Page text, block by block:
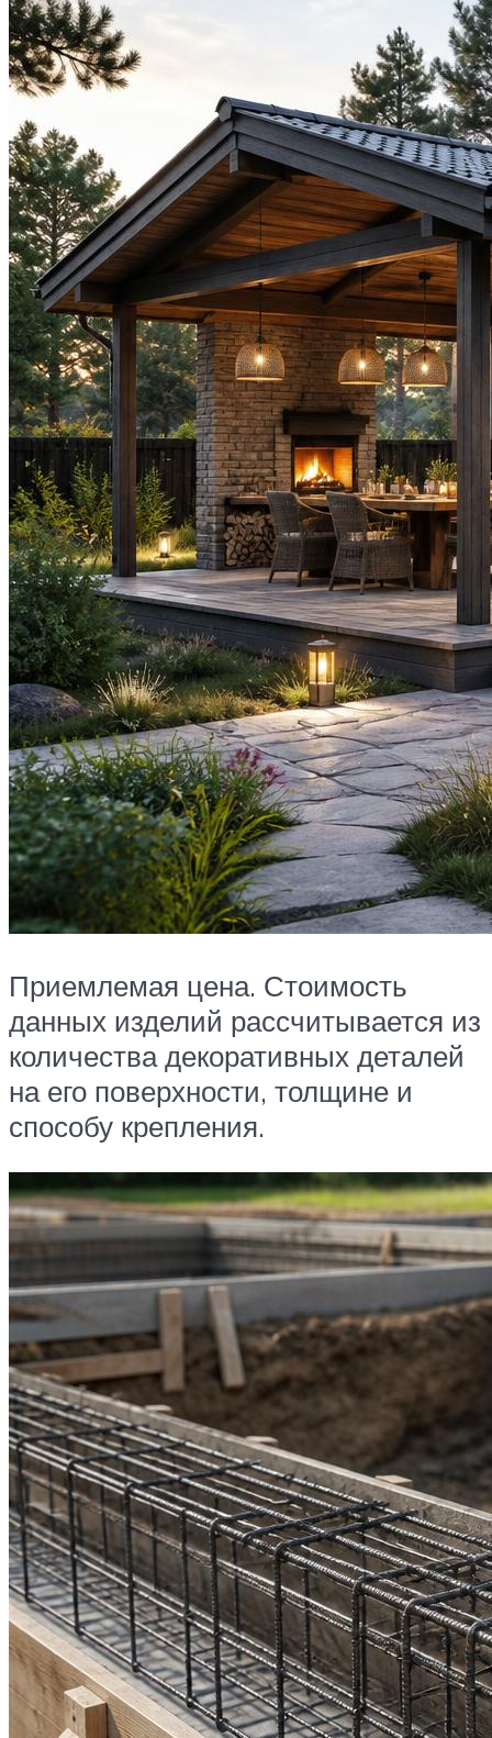
Приемлемая цена. Стоимость
данных изделий рассчитывается из
количества декоративных деталей
на его поверхности, толщине и
способу крепления.